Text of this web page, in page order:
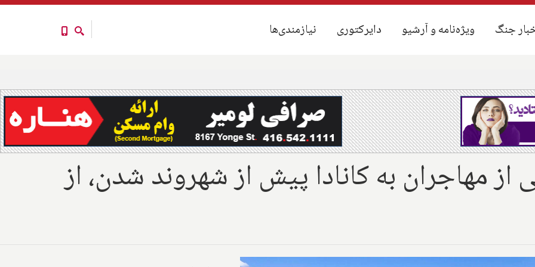
نیازمندی‌ها دایرکتوری ویژه‌نامه و آرشیو جنگ نیازمندی‌ها دایرکتوری ویژه‌نامه و آرشیو جنگ
از مهاجران به کانادا پیش از شهروند شدن، از